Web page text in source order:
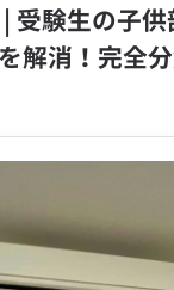
受験生の子
解消！完全